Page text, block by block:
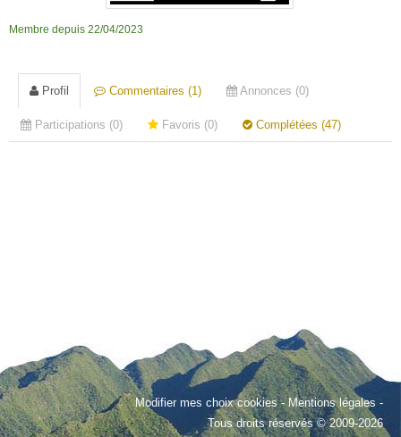
Membre depuis 22/04/2023
Profil Commentaires (1) Annonces (0)
Participations (0) Favoris (0) Complétées (47)
Modifier mes choix cookies-Mentions légales -
Tous droits réservés © 2009-2026